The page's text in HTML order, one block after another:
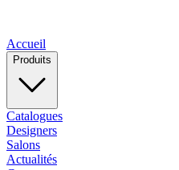
Accueil
Produits
Catalogues
Designers
Salons
Actualités